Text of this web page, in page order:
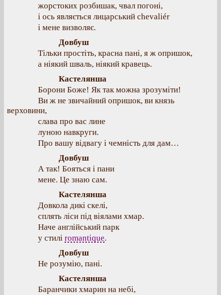
жорстоких розбишак, чвал погоні,
і ось являється лицарський chevaliér
і мене визволяє.
Довбуш
Тільки простіть, красна пані, я ж опришок,
а ніякий шваль, ніякий кравець.
Кастелянша
Борони Боже! Як так можна зрозуміти!
Ви ж не звичайний опришок, ви князь
верховини,
слава про вас лине
луною навкруги.
Про вашу відвагу і чемність для дам…
Довбуш
А так! Бояться і пани
мене. Це знаю сам.
Кастелянша
Довкола дикі скелі,
сплять ліси під віялами хмар.
Наче англійський парк
у стилі romantique.
Довбуш
Не розумію, пані.
Кастелянша
Баранчики хмарин на небі,